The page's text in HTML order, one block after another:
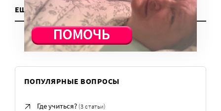
ЕЩЕ ДЛЯ НКО
ПОПУЛЯРНЫЕ ВОПРОСЫ
Где учиться? (3 статьи)